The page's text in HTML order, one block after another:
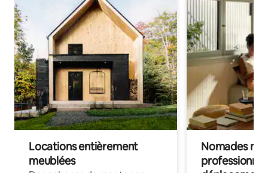
Locations entièrement
meublées
Nomades